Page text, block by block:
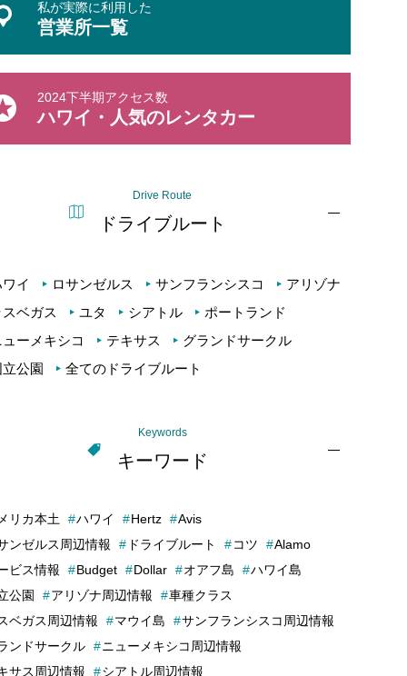
私が実際に利用した
営業所一覧
2024下半期アクセス数
ハワイ・人気のレンタカー
Drive Route
ドライブルート
イ ロサンゼルス サンフランシスコ
アリゾナ
ベガス
ユタ シアトル
ポートランド
ーメキシコ
テキサス
グランドサークル
立公園
全てのドライブルート
Keywords
キーワード
リカ本土 ハワイ Hertz
Avis
ンゼルス周辺情報
ドライブルート コツ
Alamo
ビス情報
Budget Dollar オアフ島
ハワイ島
公園
アリゾナ周辺情報
車種クラス
ベガス周辺情報
マウイ島
サンフランシスコ周辺情報
ンドサークル
ニューメキシコ周辺情報
サス周辺情報
シアトル周辺情報